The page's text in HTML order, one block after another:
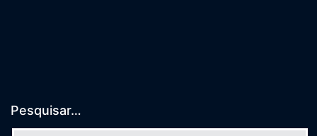
Pesquisar…